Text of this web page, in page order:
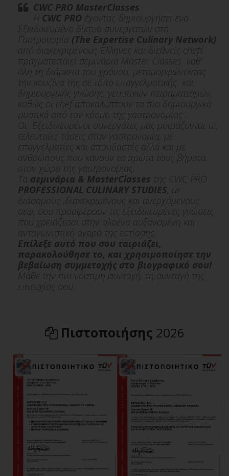
Σεμινάριο
The Creative Ecosystem of Mugaritz
11/02/2026
Andoni Luis Aduriz
Σεμινάριο
Story of an Irreducible Chef Diego Guerrero
27/02/2024
Diego Guerrero
Σεμινάριο
Σεμινάριο
ΓΛΥΚΑ ΒΙΤΡΙΝΑΣ ΖΑΧΑΡΟΠΛΑΣΤΕΙΟΥ |
BUFFET ΞΕΝΟΔΟΧΕΙΩΝ | ALL DAY
CONCEPTS
Δημήτρης Χρονόπουλος
CWC PRO MasterClasses
H CWC PRO έχοντας δημιουργήσει ένα
Εξειδικευμένο δίκτυο συνεργατών στη
Γαστρονομία (The Expertise Culinary Network)
από διακεκριμένους Έλληνες και διεθνείς chef΄s
πραγματοποιεί σεμινάρια Μaster Classes καθ’
όλη τη διάρκεια του χρόνου, μεταμορφώνοντας
την κουζίνα της σε τόπο επαγγελματικής και
δημιουργικής γνώσης, γευστικών πειραματισμών,
καθώς οι chef αποκαλύπτουν τα πιο δημιουργικά
μυστικά από τον κόσμο της γαστρονομίας .
Οι Εξειδικευμένοι συνεργάτες μας μοιράζονται τις
τελευταίες τάσεις στην γαστρονομία, με
επαγγελματίες και σπουδαστές αλλά και με
ανθρώπους που κάνουν τα πρώτα τους βήματα
στον χώρο της γαστρονομίας.
Τα σεμινάρια & MasterClasses της CWC PRO
PROFESSIONAL CULINARY STUDIES , με
διάσημους ,διακεκριμένους και ανερχόμενους
σεφ, σου προσφέρουν τις εξειδικευμένες γνώσεις
που χρειάζεσαι στην ολοένα αυξανομένη και
ανταγωνιστική αγορά της εστίασης.
Επίλεξε αυτό που σου ταιριάζει,
παρακολούθησε το, και χρησιμοποίησε την
βεβαίωση συμμετοχής στο βιογραφικό σου!
Μάθε την πιο νόστιμη συνταγή, τη συνταγή της
επιτυχίας σου.
Πιστοποιήσης 2026